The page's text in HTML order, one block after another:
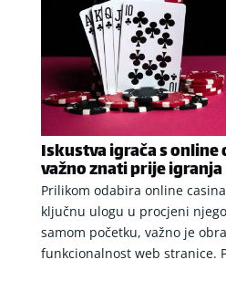
Iskustva igrača s online
važno znati prije igranja
Prilikom odabira online
ključnu ulogu u procjeni
samom početku, važno je
funkcionalnost web stranice.